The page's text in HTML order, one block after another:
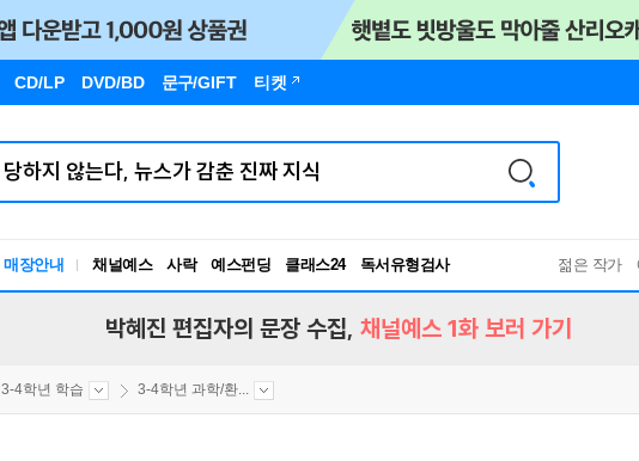
CD/LP DVD/BD 문구/GIFT 티켓
매장안내 채널예스 사락 예스펀딩 클래스24
RBTI Lab
독서유형검사
젊은 작가
박혜진 편집자의 문장 수집, 채널예스 1화 보러 가기
3-4학년 학습 3-4학년 과학/환...